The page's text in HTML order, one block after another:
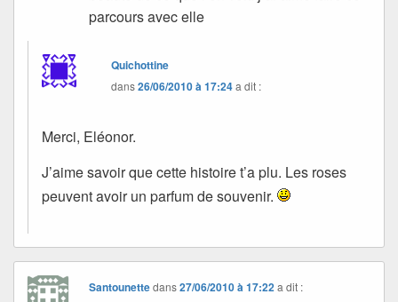
parcours avec elle
Quichottine
dans26/06/2010 à 17:24a dit :
Merci, Eléonor.
J’aime savoir que cette histoire t’a plu. Les roses
peuvent avoir un parfum de souvenir.
Santounettedans27/06/2010 à 17:22 a dit :